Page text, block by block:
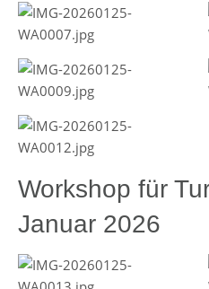
Workshop für
Januar 2026